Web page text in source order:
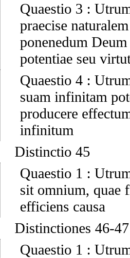
Quaestio 3 :
praecise
ponenedum
potentiae seu
Quaestio 4 :
suam infinitam
producere
infinitum
Distinctio 45
Quaestio 1 :
sit omnium, quae
efficiens causa
Distinctiones 46-47
Quaestio 1 :